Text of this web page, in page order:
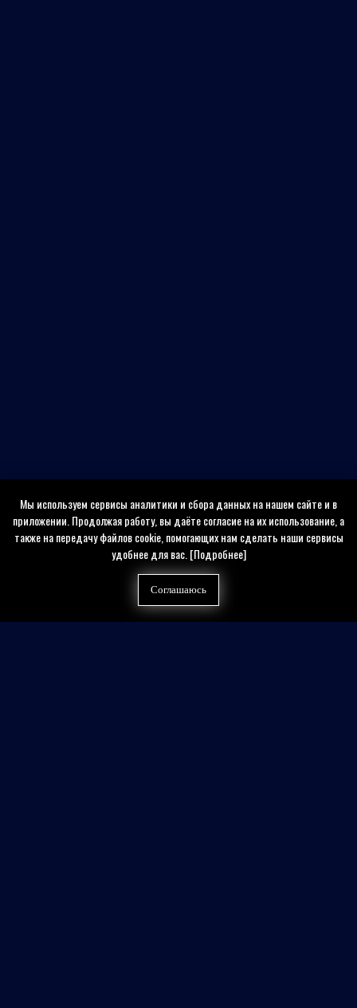
Мы используем сервисы аналитики и сбора данных на нашем сайте и в
приложении. Продолжая работу, вы даёте согласие на их использование, а
также на передачу файлов cookie, помогающих нам сделать наши сервисы
удобнее для вас.[Подробнее]
Соглашаюсь